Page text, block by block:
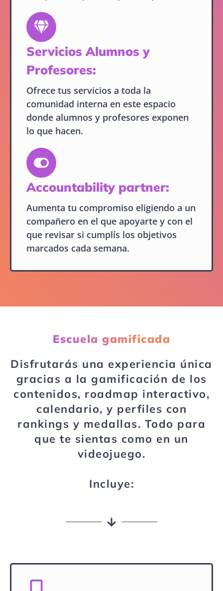
Servicios Alumnos y
Profesores:
Ofrece tus servicios a toda la
comunidad interna en este espacio
donde alumnos y profesores exponen
lo que hacen.
Accountability partner:
Aumenta tu compromiso eligiendo a un
compañero en el que apoyarte y con el
que revisar si cumplís los objetivos
marcados cada semana.
Escuela gamificada
Disfrutarás una experiencia única
gracias a la gamificación de los
contenidos, roadmap interactivo,
calendario, y perfiles con
rankings y medallas. Todo para
que te sientas como en un
videojuego.
Incluye: